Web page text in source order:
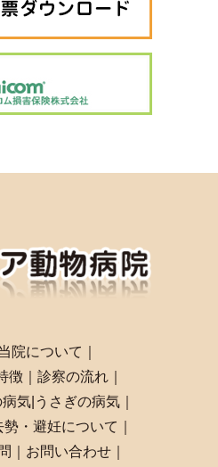
院について
徴｜ 診察の流れ｜
気 うさぎの病気
勢・避妊について
お問い合わせ